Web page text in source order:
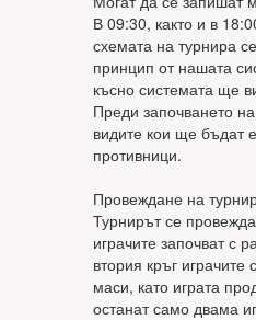
В 09:30, както и в
схемата на турнира
принцип от нашата
късно системата ще
Преди започването
видите кои ще бъдат
противници.
Провеждане на
Турнирът се
играчите започват с
втория кръг
маси, като играта
останат само двама